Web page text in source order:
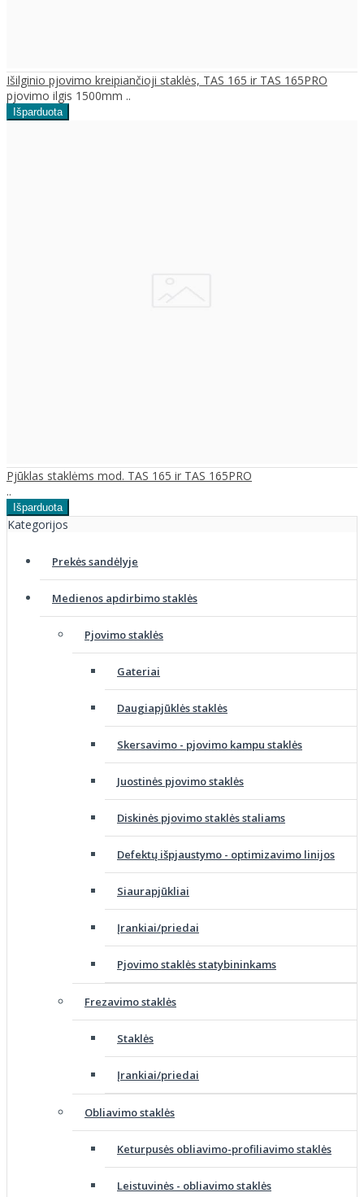
Išilginio pjovimo kreipiančioji staklės, TAS 165 ir TAS 165PRO
pjovimo ilgis 1500mm ..
Pjūklas staklėms mod. TAS 165 ir TAS 165PRO
..
Kategorijos
Prekės sandėlyje
Medienos apdirbimo staklės
Pjovimo staklės
Gateriai
Daugiapjūklės staklės
Skersavimo - pjovimo kampu staklės
Juostinės pjovimo staklės
Diskinės pjovimo staklės staliams
Defektų išpjaustymo - optimizavimo linijos
Siaurapjūkliai
Įrankiai/priedai
Pjovimo staklės statybininkams
Frezavimo staklės
Staklės
Įrankiai/priedai
Obliavimo staklės
Keturpusės obliavimo-profiliavimo staklės
Leistuvinės - obliavimo staklės